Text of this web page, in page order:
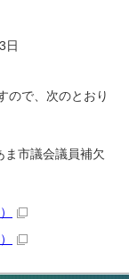
日
ので、次のとおり
市議会議員補欠